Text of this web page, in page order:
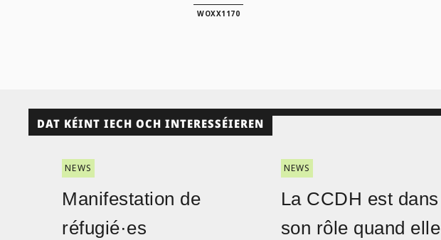
WOXX1170
DAT KÉINT IECH OCH INTERESSÉIEREN
NEWS
Manifestation de
réfugié·es
NEWS
La CCDH est dans
son rôle quand elle